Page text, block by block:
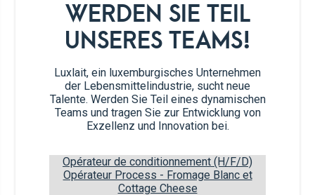
WERDEN SIE TEIL
UNSERES TEAMS!
Luxlait, ein luxemburgisches Unternehmen
der Lebensmittelindustrie, sucht neue
Talente. Werden Sie Teil eines dynamischen
Teams und tragen Sie zur Entwicklung von
Exzellenz und Innovation bei.
Opérateur de conditionnement (H/F/D)
Opérateur Process - Fromage Blanc et
Cottage Cheese
orangene Paprika
Handvoll Kirschtomaten
Frühlingszwiebel
Knoblauchpulver
1 Prise Salz & Pfeffer